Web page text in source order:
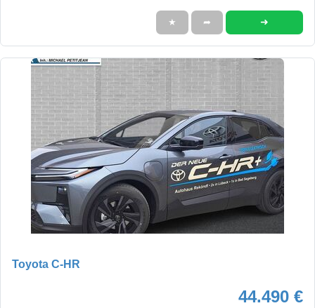
★ ➦ ➜
Toyota C-HR
44.490 €